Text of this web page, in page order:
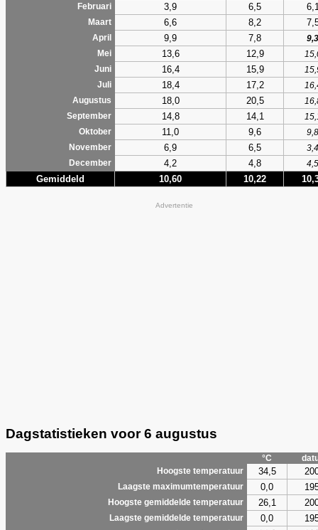
Februari 3,9 6,5
Maart 6,6 8,2
April 9,9 7,8
9,3
Mei
13,6 12,9
Juni
16,4 15,9
Juli
18,4 17,2
Augustus
18,0 20,5
September
14,8 14,1
Oktober
11,0 9,6
9,8
November
6,9 6,5
3,4
December
4,2 4,8 4,5
Gemiddeld 10,60 10,22
Advertentie
Dagstatistieken voor 6 augustus
°C
Hoogste temperatuur
34,5
Laagste maximumtemperatuur 0,0
Hoogste gemiddelde temperatuur 26,1
Laagste gemiddelde temperatuur 0,0